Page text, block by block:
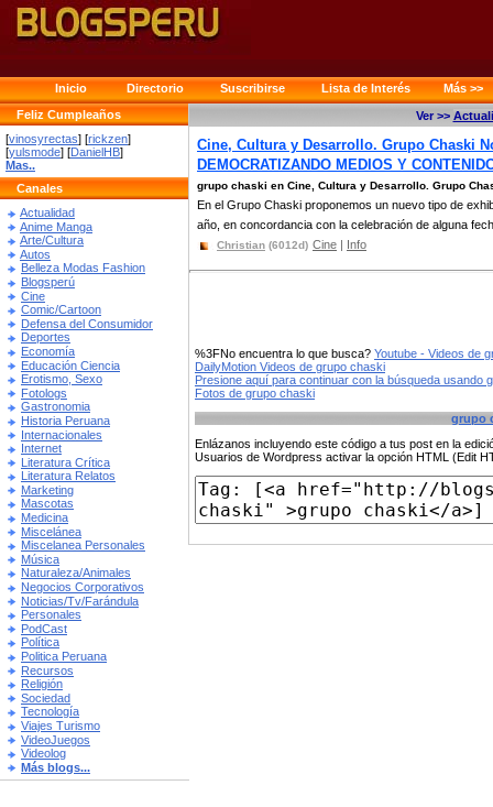
Inicio Directorio Suscribirse Lista de Interés
Más >>
Feliz Cumpleaños
[vinosyrectas] [rickzen]
[yulsmode] [DanielHB]
Mas..
Canales
Actualidad
Anime Manga
Arte/Cultura
Autos
Belleza Modas Fashion
Blogsperú
Cine
Comic/Cartoon
Defensa del Consumidor
Deportes
Economía
Educación Ciencia
Erotismo, Sexo
Fotologs
Gastronomia
Historia Peruana
Internacionales
Internet
Literatura Crítica
Literatura Relatos
Marketing
Mascotas
Medicina
Miscelánea
Miscelanea Personales
Música
Naturaleza/Animales
Negocios Corporativos
Noticias/Tv/Farándula
Personales
PodCast
Política
Politica Peruana
Recursos
Religión
Sociedad
Tecnología
Viajes Turismo
VideoJuegos
Videolog
Más blogs...
Ver >>
Cine, Cultura y Desarrollo. Grupo Chaski
DEMOCRATIZANDO MEDIOS Y
grupo chaski en Cine, Cultura y Desarrollo. Grupo
En el Grupo Chaski proponemos un nuevo tipo de
año, en concordancia con la celebración de alguna
Christian (6012d) Cine | Info
%3FNo encuentra lo que busca? Youtube - Videos de
DailyMotion Videos de grupo chaski
Presione aquí para continuar con la búsqueda usando
Fotos de grupo chaski
grupo
Enlázanos incluyendo este código a tus post en la
Usuarios de Wordpress activar la opción HTML (Edit